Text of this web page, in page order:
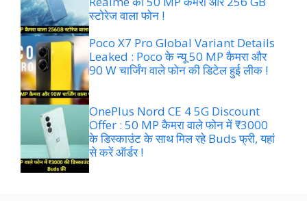
स्टोरेज वाला फोन !
Poco X7 Pro Global Variant Details
Leaked : Poco के न्यू 50 MP कैमरा और
90 W चार्जिंग वाले फोन की डिटेल हुई लीक !
OnePlus Nord CE 4 5G Discount
Offer : 50 MP कैमरा वाले फोन में ₹3000
के डिस्काउंट के साथ मिल रहे Buds फ्री, यहां
से करें ऑर्डर !